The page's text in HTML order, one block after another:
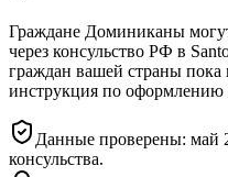
Граждане Доминиканы
через консульство РФ в
граждан вашей страны
инструкция по
Данные проверены:
консульства.